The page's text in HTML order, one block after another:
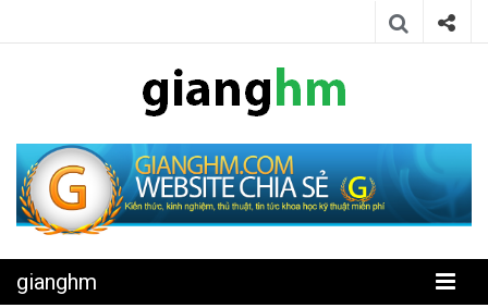
gianghm
kỹ thuật miễn phí
gianghm